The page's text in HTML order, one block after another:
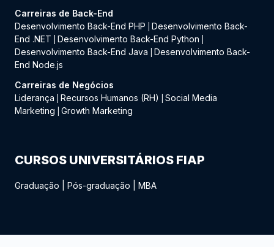
Carreiras de Back-End
Desenvolvimento Back-End PHP
Desenvolvimento Back-
End .NET
Desenvolvimento Back-End Python
Desenvolvimento Back-End Java
Desenvolvimento Back-
End Node.js
Carreiras de Negócios
Liderança
Recursos Humanos (RH)
Social Media
Marketing
Growth Marketing
CURSOS UNIVERSITÁRIOS FIAP
Graduação Pós-graduação MBA